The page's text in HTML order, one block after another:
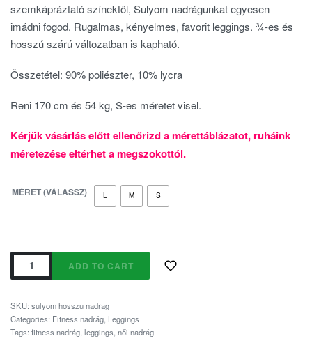
szemkápráztató színektől, Sulyom nadrágunkat egyesen
imádni fogod. Rugalmas, kényelmes, favorit leggings. ¾-es és
hosszú szárú változatban is kapható.
Összetétel: 90% poliészter, 10% lycra
Reni 170 cm és 54 kg, S-es méretet visel.
Kérjük vásárlás előtt ellenőrizd a mérettáblázatot, ruháink
méretezése eltérhet a megszokottól.
MÉRET (VÁLASSZ) L M S
ADD TO CART
SKU: sulyom hosszu nadrag
Categories: Fitness nadrág Leggings
Tags: fitness nadrág leggings női nadrág